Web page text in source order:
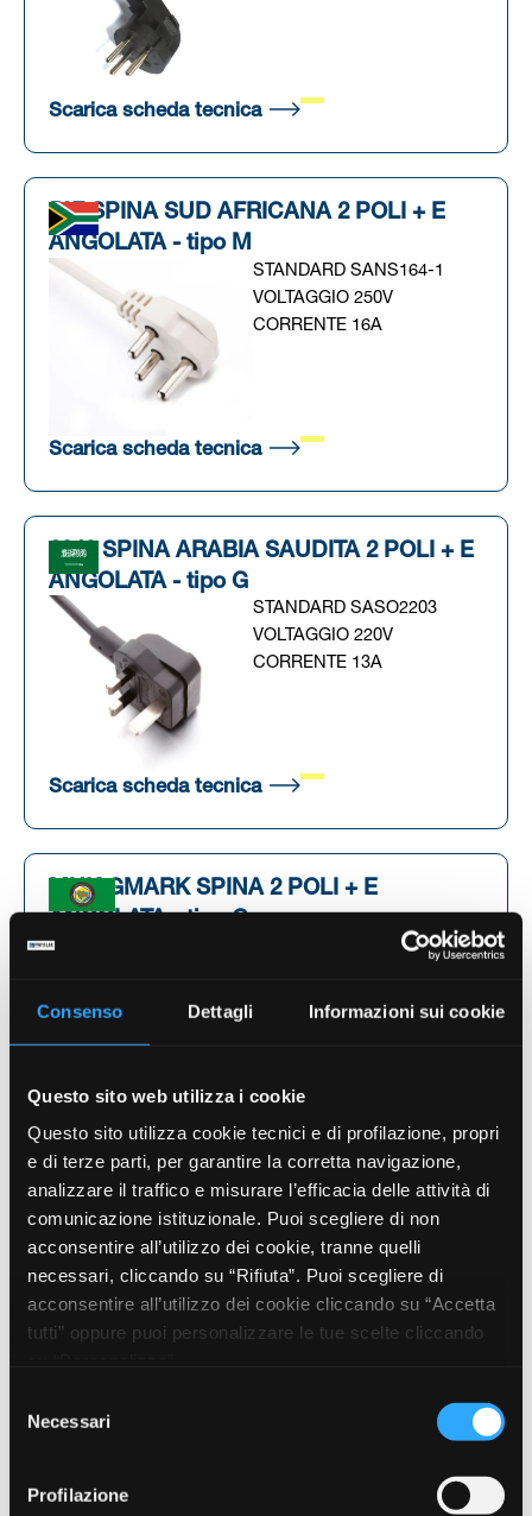
Consenso Dettagli Informazioni sui cookie
Questo sito web utilizza i cookie
Questo sito utilizza cookie tecnici e di profilazione, propri
e di terze parti, per garantire la corretta navigazione,
analizzare il traffico e misurare l’efficacia delle attività di
comunicazione istituzionale. Puoi scegliere di non
acconsentire all’utilizzo dei cookie, tranne quelli
necessari, cliccando su “Rifiuta”. Puoi scegliere di
acconsentire all’utilizzo dei cookie cliccando su “Accetta
tutti” oppure puoi personalizzare le tue scelte cliccando
Per maggiori informazioni leggi la Privacy Policy e
delNecessari
Profilazione
Scarica scheda tecnica (Si apre in una nuova
507 SPINA SUD AFRICANA 2 POLI + E
ANGOLATA - tipo M
STANDARD SANS164-1
VOLTAGGIO 250V
CORRENTE 16A
Scarica scheda tecnica (Si apre in una nuova
2343 SPINA ARABIA SAUDITA 2 POLI + E
ANGOLATA - tipo G
STANDARD SASO2203
VOLTAGGIO 220V
CORRENTE 13A
Scarica scheda tecnica (Si apre in una nuova
MUK GMARK SPINA 2 POLI + E
STANDARD BD14004
CORRENTE 3A; 5A; 10A; 13A
Scarica scheda tecnica (Si apre in una nuova
I nostri clienti